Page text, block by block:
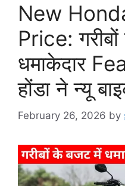
New
Price:
धमाकेदार
होंडा ने न्यू
February 26, 2026 by